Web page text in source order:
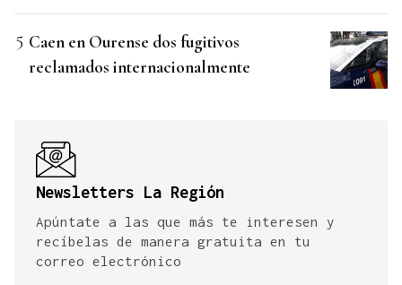
Caen en Ourense dos fugitivos
reclamados internacionalmente
Newsletters La Región
Apúntate a las que más te interesen y
recíbelas de manera gratuita en tu
correo electrónico